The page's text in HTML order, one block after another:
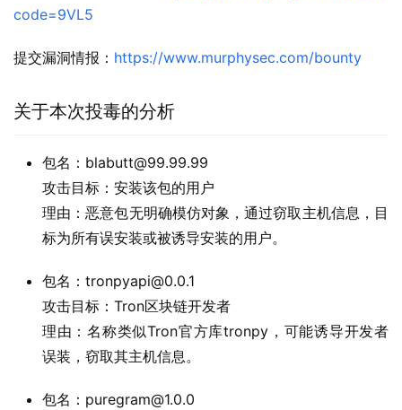
code=9VL5
提交漏洞情报： https://www.murphysec.com/bounty
关于本次投毒的分析
包名：blabutt@99.99.99
攻击目标：安装该包的用户
理由：恶意包无明确模仿对象，通过窃取主机信息，目
标为所有误安装或被诱导安装的用户。
包名：tronpyapi@0.0.1
攻击目标：Tron区块链开发者
理由：名称类似Tron官方库tronpy，可能诱导开发者
误装，窃取其主机信息。
包名：puregram@1.0.0